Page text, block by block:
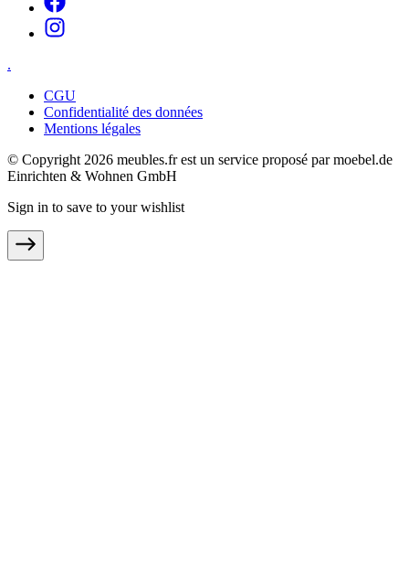
.
CGU
Confidentialité des données
Mentions légales
© Copyright 2026 meubles.fr est un service proposé par moebel.de
Einrichten & Wohnen GmbH
Sign in to save to your wishlist